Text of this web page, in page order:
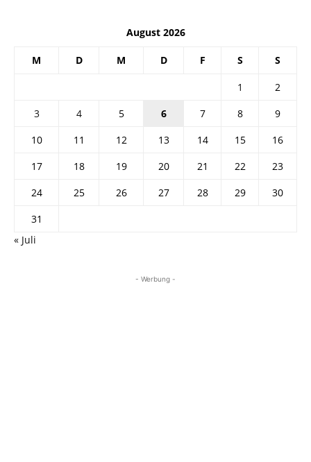
August 2026
M D M D F S S
1
2
3
4 5 6 7 8
9
10
11 12 13 14 15
16
17
18 19 20 21 22
23
24
25 26 27 28 29
30
31
« Juli
- Werbung -